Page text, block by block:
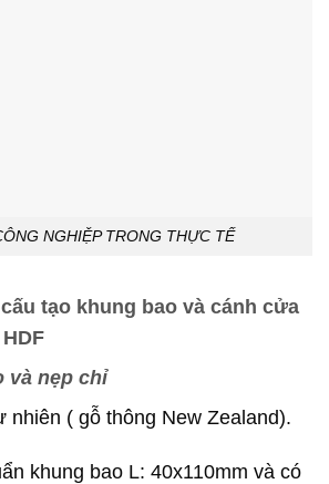
NGHIỆP TRONG THỰC TẾ
tạo khung bao và cánh cửa
và nẹp chỉ
nhiên ( gỗ thông New Zealand).
khung bao L: 40x110mm và có